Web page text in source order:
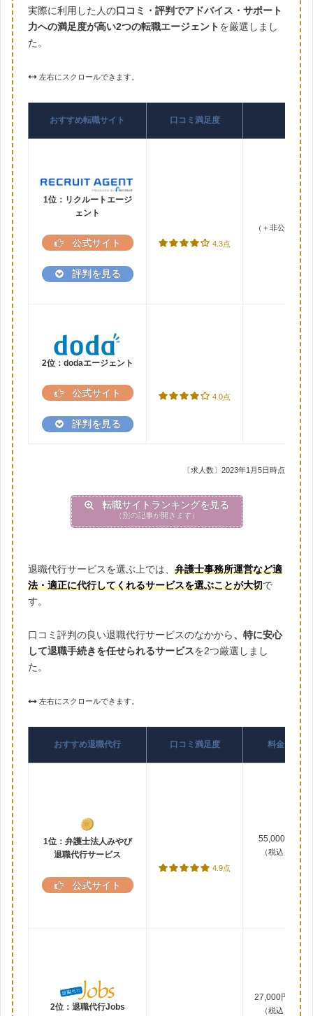
実際に利用した人の口コミ・評判でアドバイス・サポート
力への満足度が高い2つの転職エージェントを厳選しまし
た。
左右にスクロールできます。
おすすめ転職サイト 口コミ満足度
1位：リクルートエージ
ェント
公式サイト
評判を見る
4.3点
（＋非公開求
2位：dodaエージェント
公式サイト
評判を見る
4.0点
〔求人数〕2023年1月5日時点
転職サイトランキングを見る
（別の記事が開きます）
退職代行サービスを選ぶ上では、 弁護士事務所運営など適
法・適正に代行してくれるサービスを選ぶことが大切で
す。
口コミ評判の良い退職代行サービスのなかから、特に安心
して退職手続きを任せられるサービスを2つ厳選しまし
た。
左右にスクロールできます。
おすすめ退職代行 口コミ満足度 料金
1位：弁護士法人みやび
退職代行サービス
公式サイト
4.9点
55,000円
（税込）
2位：退職代行Jobs
27,000円～
（税込）